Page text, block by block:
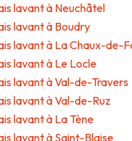
lavant à Neuchâtel
lavant à Boudry
lavant à La Chaux-de-
lavant à Le Locle
lavant à Val-de-Travers
lavant à Val-de-Ruz
lavant à La Tène
lavant à Saint-Blaise